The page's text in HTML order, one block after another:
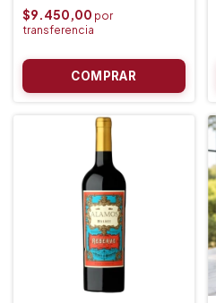
$9.450,00